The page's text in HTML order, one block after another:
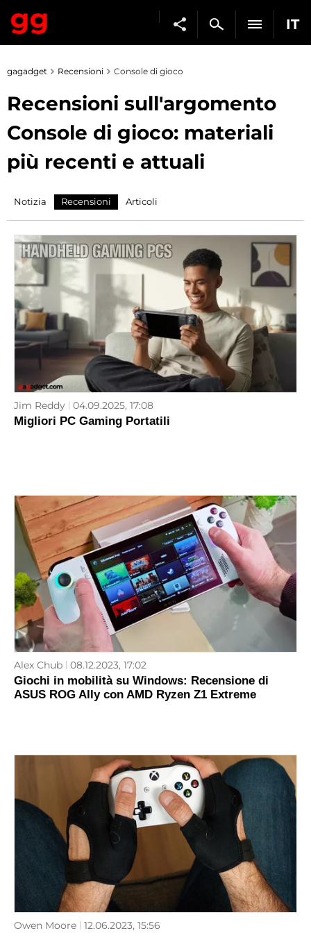
IT
gagadget Recensioni Console di gioco
Recensioni sull'argomento
Console di gioco: materiali
più recenti e attuali
Notizia Recensioni Articoli
Jim Reddy 04.09.2025, 17:08
Migliori PC Gaming Portatili
Alex Chub 08.12.2023, 17:02
Giochi in mobilità su Windows: Recensione di
ASUS ROG Ally con AMD Ryzen Z1 Extreme
Owen Moore 12.06.2023, 15:56